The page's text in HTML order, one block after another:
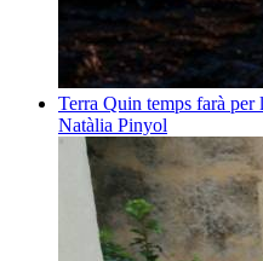
Terra Quin temps farà per
Natàlia Pinyol